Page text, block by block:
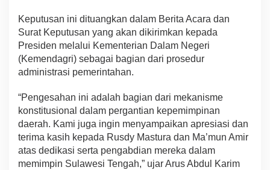
Keputusan ini dituangkan dalam Berita Acara dan
Surat Keputusan yang akan dikirimkan kepada
Presiden melalui Kementerian Dalam Negeri
(Kemendagri) sebagai bagian dari prosedur
administrasi pemerintahan.
“Pengesahan ini adalah bagian dari mekanisme
konstitusional dalam pergantian kepemimpinan
daerah. Kami juga ingin menyampaikan apresiasi dan
terima kasih kepada Rusdy Mastura dan Ma’mun Amir
atas dedikasi serta pengabdian mereka dalam
memimpin Sulawesi Tengah,” ujar Arus Abdul Karim